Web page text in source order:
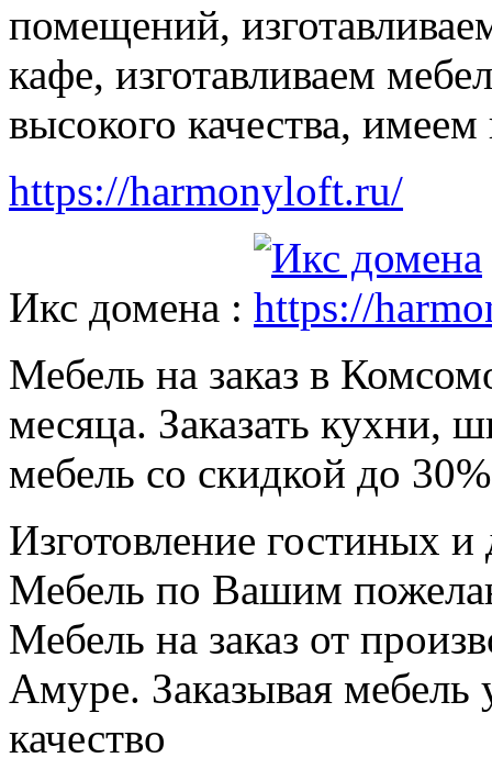
помещений,
кафе, изготавливаем
высокого качества,
https://harmonyloft.ru/
Икс домена :
Мебель на заказ в
месяца. Заказать кухни,
мебель со скидкой до 30%
Изготовление гостиных
Мебель по Вашим
Мебель на заказ от
Амуре. Заказывая мебель
качество